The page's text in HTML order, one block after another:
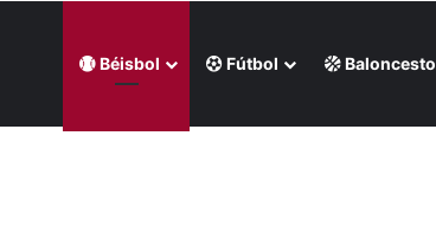
Béisbol Fútbol Baloncesto